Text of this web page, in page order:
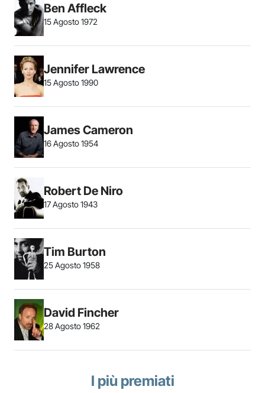
Ben Affleck
15 Agosto 1972
Jennifer Lawrence
15 Agosto 1990
James Cameron
16 Agosto 1954
Robert De Niro
17 Agosto 1943
Tim Burton
25 Agosto 1958
David Fincher
28 Agosto 1962
I più premiati